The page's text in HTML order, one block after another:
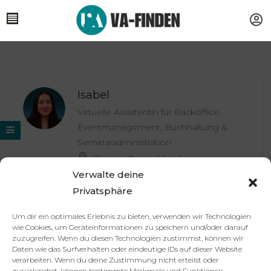
Verwalte deine
Privatsphäre
Um dir ein optimales Erlebnis zu bieten, verwenden wir Technologien
wie Cookies, um Geräteinformationen zu speichern und/oder darauf
zuzugreifen. Wenn du diesen Technologien zustimmst, können wir
Daten wie das Surfverhalten oder eindeutige IDs auf dieser Website
verarbeiten. Wenn du deine Zustimmung nicht erteilst oder
Isabel
Virtuelle Assistentin für Backoffice,
Eventmanagement, Buchhaltung &
Seminaradministration
Zypern, Deutschland
© 2025 va-finden.de – Alle Rechte vorbehalten.
Partner Impressum Datenschutzerklärung
AGB
Kontakt